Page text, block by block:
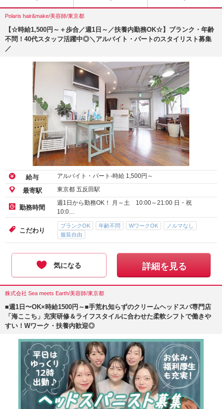
Polaris hair&make/美容師/東京都
【☆時給1,500円～＋歩合／週1日～／扶養内勤務OK☆】ブランク・年齢
不問！40代スタッフ活躍中◎＼アルバイト・パートのスタイリスト募集
／
給与 アルバイト・パート-時給 1,500円～
最寄駅 東京都 五反田駅
勤務時間
週1日から勤務OK！ 月～土 10:00～21:00 日・祝
10:0…
こだわり
ブランクOK 年齢不問 WワークOK
ノルマなし
服装自由
気になる 詳細を見る
株式会社 Sea meets Earth/美容師/東京都
■週1日〜OK×時給1500円～■手荒れ知らずのクリームヘッドスパ専門店
「海ここち」充実研修＆ライフスタイルに合わせた柔軟シフトで働きや
すい！Wワーク・扶養内歓迎◎